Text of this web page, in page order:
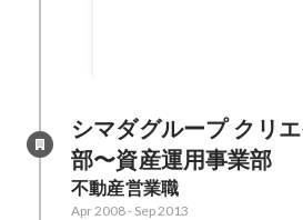
シマダグループ クリ
部〜資産運用事業部
不動産営業職
Apr 2008- Sep 2013